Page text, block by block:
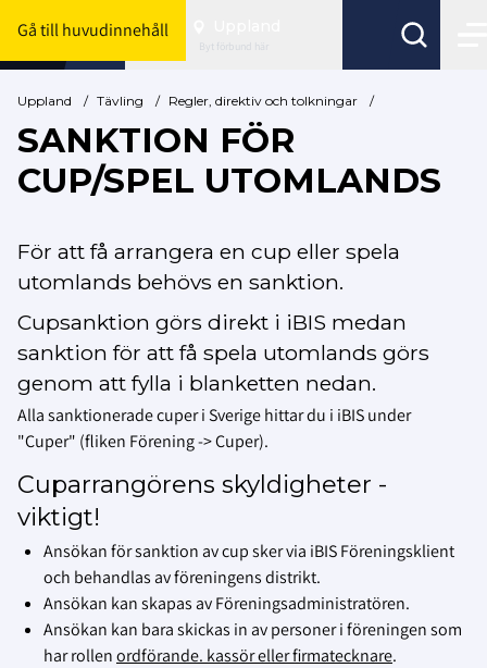
Gå till huvudinnehåll
Byt förbund här
Uppland / Tävling / Regler, direktiv och tolkningar /
SANKTION FÖR
CUP/SPEL UTOMLANDS
För att få arrangera en cup eller spela
utomlands behövs en sanktion.
Cupsanktion görs direkt i iBIS medan
sanktion för att få spela utomlands görs
genom att fylla i blanketten nedan.
Alla sanktionerade cuper i Sverige hittar du i iBIS under
"Cuper" (fliken Förening -> Cuper).
Cuparrangörens skyldigheter -
viktigt!
Ansökan för sanktion av cup sker via iBIS Föreningsklient
och behandlas av föreningens distrikt.
Ansökan kan skapas av Föreningsadministratören.
Ansökan kan bara skickas in av personer i föreningen som
har rollenordförande. kassör eller firmatecknare.